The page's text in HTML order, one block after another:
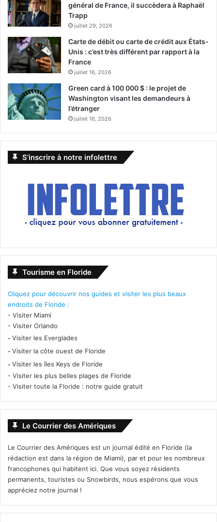
général de France, il succèdera à Raphaël
Trapp
juillet 29, 2026
Carte de débit ou carte de crédit aux États-
Unis : c’est très différent par rapport à la
France
juillet 16, 2026
Green card à 100 000 $ : le projet de
Washington visant les demandeurs à
l’étranger
juillet 16, 2026
S’inscrire à notre infolettre
Tourisme en Floride
Cliquez pour découvrir nos guides et visiter les plus beaux
endroits de Floride :
- Visiter Miami
- Visiter Orlando
- Visiter les Everglades
- Visiter la côte ouest de Floride
- Visiter les îles Keys de Floride
- Visiter les plus belles plages de Floride
- Visiter toute la Floride : notre guide gratuit
Le Courrier des Amériques
Le Courrier des Amériques est un journal édité en Floride (la
rédaction est dans la région de Miami), par et pour les nombreux
francophones qui habitent ici. Que vous soyez résidents
permanents, touristes ou Snowbirds, nous espérons que vous
appréciez notre journal !